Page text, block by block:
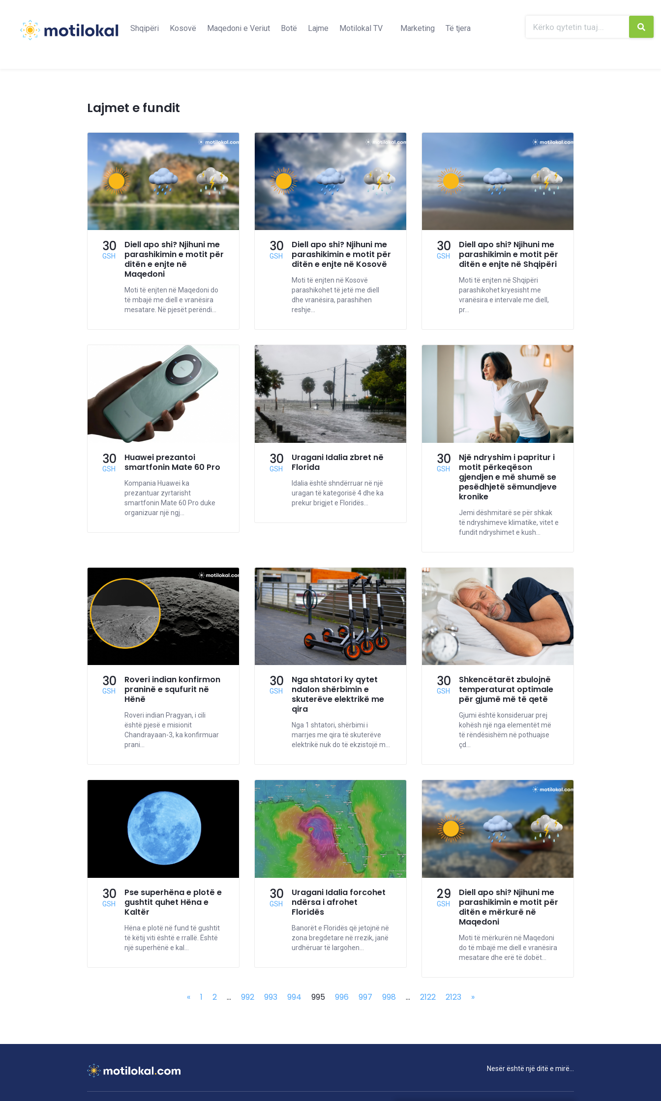
Shqipëri Kosovë Maqedoni e Veriut Botë Lajme Motilokal TV Marketing Të tjera
Lajmet e fundit
30
GSH
Diell apo shi? Njihuni me
parashikimin e motit për
ditën e enjte në
Maqedoni
Moti të enjten në Maqedoni do
të mbajë me diell e vranësira
mesatare. Në pjesët perëndi...
30
GSH
Diell apo shi? Njihuni me
parashikimin e motit për
ditën e enjte në Kosovë
Moti të enjten në Kosovë
parashikohet të jetë me diell
dhe vranësira, parashihen
reshje...
30
GSH
Diell apo shi? Njihuni me
parashikimin e motit për
ditën e enjte në Shqipëri
Moti të enjten në Shqipëri
parashikohet kryesisht me
vranësira e intervale me diell,
pr...
30
GSH
Huawei prezantoi
smartfonin Mate 60 Pro
Kompania Huawei ka
prezantuar zyrtarisht
smartfonin Mate 60 Pro duke
organizuar një ngj...
30
GSH
Uragani Idalia zbret në
Florida
Idalia është shndërruar në një
uragan të kategorisë 4 dhe ka
prekur brigjet e Floridës...
30
GSH
Një ndryshim i papritur i
motit përkeqëson
gjendjen e më shumë se
pesëdhjetë sëmundjeve
kronike
Jemi dëshmitarë se për shkak
të ndryshimeve klimatike, vitet e
fundit ndryshimet e kush...
30
GSH
Roveri indian konfirmon
praninë e squfurit në
Hënë
Roveri indian Pragyan, i cili
është pjesë e misionit
Chandrayaan-3, ka konfirmuar
prani...
30
GSH
Nga shtatori ky qytet
ndalon shërbimin e
skuterëve elektrikë me
qira
Nga 1 shtatori, shërbimi i
marrjes me qira të skuterëve
elektrikë nuk do të ekzistojë m...
30
GSH
Shkencëtarët zbulojnë
temperaturat optimale
për gjumë më të qetë
Gjumi është konsideruar prej
kohësh një nga elementët më
të rëndësishëm në pothuajse
çd...
30
GSH
Pse superhëna e plotë e
gushtit quhet Hëna e
Kaltër
Hëna e plotë në fund të gushtit
të këtij viti është e rrallë. Është
një superhënë e kal...
30
GSH
Uragani Idalia forcohet
ndërsa i afrohet
Floridës
Banorët e Floridës që jetojnë në
zona bregdetare në rrezik, janë
urdhëruar të largohen...
29
GSH
Diell apo shi? Njihuni me
parashikimin e motit për
ditën e mërkurë në
Maqedoni
Moti të mërkurën në Maqedoni
do të mbajë me diell e vranësira
mesatare dhe erë të dobët...
« 1 2 ... 992 993 994 995 996 997 998 ... 2122 2123 »
Nesër është një ditë e mirë...